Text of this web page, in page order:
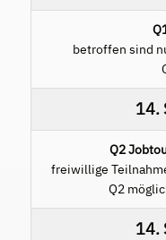
betroffen sind
14.
Q2
freiwillige
Q2
14.